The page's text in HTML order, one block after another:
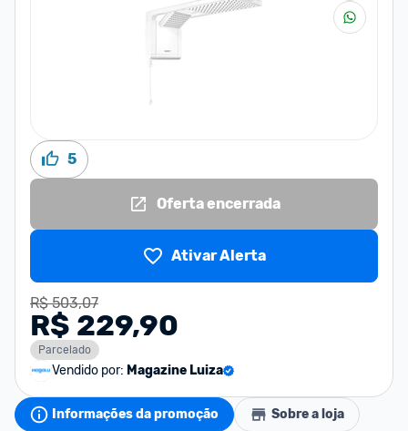
5
Oferta encerrada
Ativar Alerta
R$ 503,07
R$ 229,90
Parcelado
Vendido por: Magazine Luiza
Informações da promoção Sobre a loja